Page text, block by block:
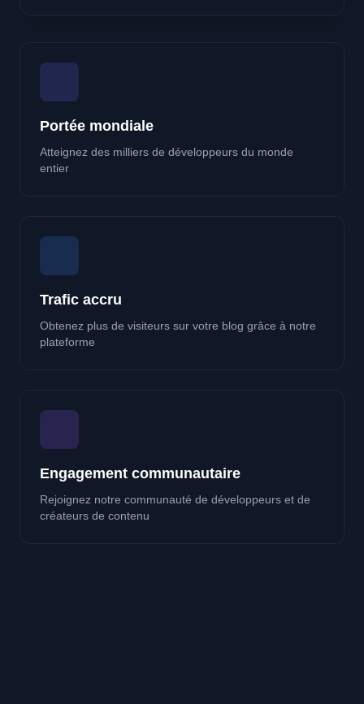
Portée mondiale
Atteignez des milliers de développeurs du monde
entier
Trafic accru
Obtenez plus de visiteurs sur votre blog grâce à notre
plateforme
Engagement communautaire
Rejoignez notre communauté de développeurs et de
créateurs de contenu